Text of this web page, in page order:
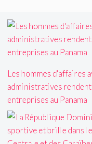
Les hommes d'affaires
administratives
entreprises au Panama